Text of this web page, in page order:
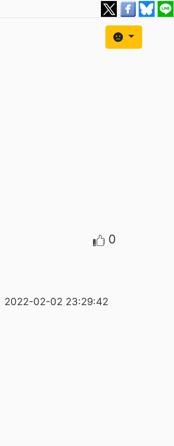
0
2022-02-02 23:29:42